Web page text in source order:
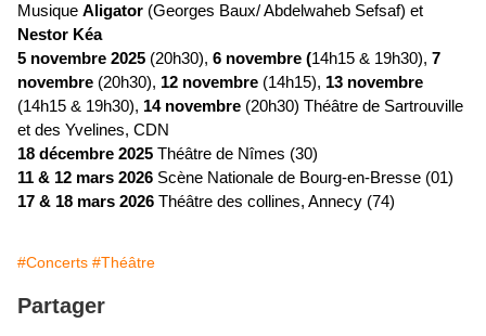
Musique Aligator (Georges Baux/ Abdelwaheb Sefsaf) et
Nestor Kéa
5 novembre 2025 (20h30), 6 novembre (14h15 & 19h30), 7
novembre (20h30), 12 novembre (14h15), 13 novembre
(14h15 & 19h30), 14 novembre (20h30) Théâtre de Sartrouville
et des Yvelines, CDN
18 décembre 2025 Théâtre de Nîmes (30)
11 & 12 mars 2026 Scène Nationale de Bourg-en-Bresse (01)
17 & 18 mars 2026 Théâtre des collines, Annecy (74)
#Concerts #Théâtre
Partager